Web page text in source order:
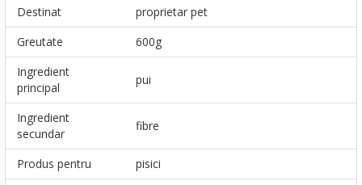
Destinat
proprietar pet
Greutate
600g
Ingredient
principal
pui
Ingredient
secundar
fibre
Produs pentru
pisici